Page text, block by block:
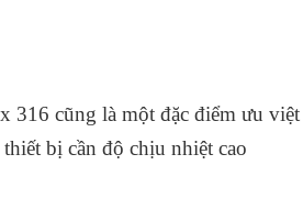
316 cũng là một đặc điểm ưu
bị cần độ chịu nhiệt cao